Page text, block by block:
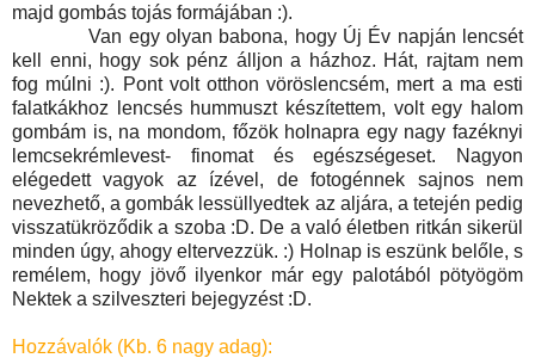
majd gombás tojás formájában :).
Van egy olyan babona, hogy Új Év napján lencsét
kell enni, hogy sok pénz álljon a házhoz. Hát, rajtam nem
fog múlni :). Pont volt otthon vöröslencsém, mert a ma esti
falatkákhoz lencsés hummuszt készítettem, volt egy halom
gombám is, na mondom, főzök holnapra egy nagy fazéknyi
lemcsekrémlevest- finomat és egészségeset. Nagyon
elégedett vagyok az ízével, de fotogénnek sajnos nem
nevezhető, a gombák lessüllyedtek az aljára, a tetején pedig
visszatükröződik a szoba :D. De a való életben ritkán sikerül
minden úgy, ahogy eltervezzük. :) Holnap is eszünk belőle, s
remélem, hogy jövő ilyenkor már egy palotából pötyögöm
Nektek a szilveszteri bejegyzést :D.
Hozzávalók (Kb. 6 nagy adag):